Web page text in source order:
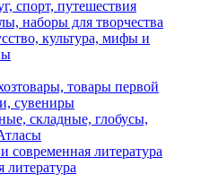
спорт, путешествия
наборы для творчества
культура, мифы и
товары первой
сувениры
складные, глобусы,
современная литература